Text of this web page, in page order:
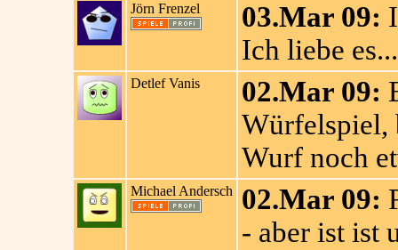
Jörn Frenzel 03.Mar 09:
Ich liebe
Detlef Vanis 02.Mar 09:
Würfelspiel,
Wurf noch
Michael Andersch 02.Mar 09:
- aber ist ist